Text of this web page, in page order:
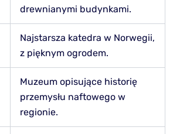
drewnianymi budynkami.
Najstarsza katedra w Norwegii,
z pięknym ogrodem.
Muzeum opisujące historię
przemysłu naftowego w
regionie.